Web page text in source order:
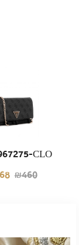
CLO
₪460